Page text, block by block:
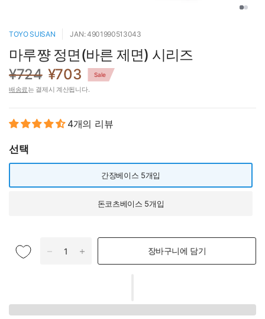
TOYO SUISAN JAN: 4901990513043
마루쨩 정면(바른 제면) 시리즈
¥724 ¥703 Sale
배송료는 결제시 계산됩니다.
4개의 리뷰
선택
간장베이스 5개입
돈코츠베이스 5개입
장바구니에 담기